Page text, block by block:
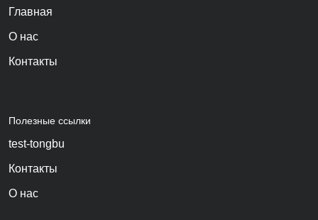
Главная
О нас
Контакты
Полезные ссылки
test-tongbu
Контакты
О нас